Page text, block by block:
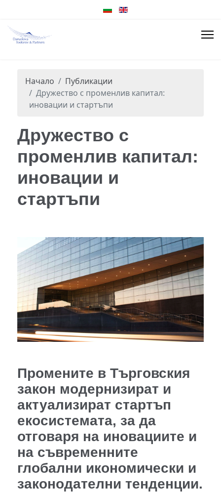
Начало
Публикации
Дружество с променлив капитал:
иновации и стартъпи
Дружество с
променлив капитал:
иновации и
стартъпи
Промените в Търговския
закон модернизират и
актуализират стартъп
екосистемата, за да
отговаря на иновациите и
на съвременните
глобални икономически и
законодателни тенденции.